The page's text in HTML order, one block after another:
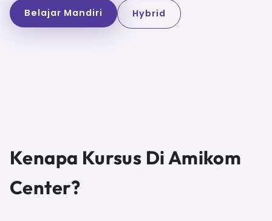
Belajar Mandiri Hybrid
Kenapa Kursus Di Amikom
Center?